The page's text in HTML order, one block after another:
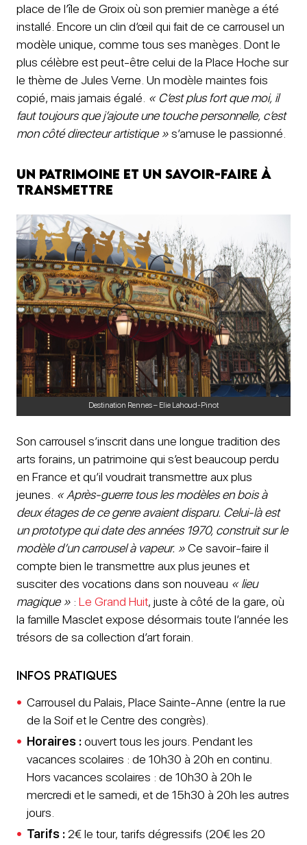
place de l’île de Groix où son premier manège a été
installé. Encore un clin d’œil qui fait de ce carrousel un
modèle unique, comme tous ses manèges. Dont le
plus célèbre est peut-être celui de la Place Hoche sur
le thème de Jules Verne. Un modèle maintes fois
copié, mais jamais égalé. « C’est plus fort que moi, il
faut toujours que j’ajoute une touche personnelle, c’est
mon côté directeur artistique »s’amuse le passionné.
Un patrimoine et un savoir-faire à
transmettre
Destination Rennes – Elie Lahoud-Pinot
Son carrousel s’inscrit dans une longue tradition des
arts forains, un patrimoine qui s’est beaucoup perdu
en France et qu’il voudrait transmettre aux plus
jeunes. « Après-guerre tous les modèles en bois à
deux étages de ce genre avaient disparu. Celui-là est
un prototype qui date des années 1970, construit sur le
modèle d’un carrousel à vapeur. »Ce savoir-faire il
compte bien le transmettre aux plus jeunes et
susciter des vocations dans son nouveau « lieu
magique » : Le Grand Huit, juste à côté de la gare, où
la famille Masclet expose désormais toute l’année les
trésors de sa collection d’art forain.
Infos pratiques
Carrousel du Palais, Place Sainte-Anne (entre la rue
de la Soif et le Centre des congrès).
Horaires :ouvert tous les jours. Pendant les
vacances scolaires : de 10h30 à 20h en continu.
Hors vacances scolaires : de 10h30 à 20h le
mercredi et le samedi, et de 15h30 à 20h les autres
jours.
Tarifs : 2€ le tour, tarifs dégressifs (20€ les 20